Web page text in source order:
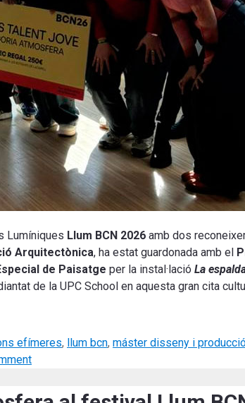
Lumíniques Llum BCN 2026 amb dos
Arquitectònica, ha estat guardonada amb el
de Paisatge per la instal·lació La
de la UPC School en aquesta gran cita
efímeres, llum bcn, máster disseny i